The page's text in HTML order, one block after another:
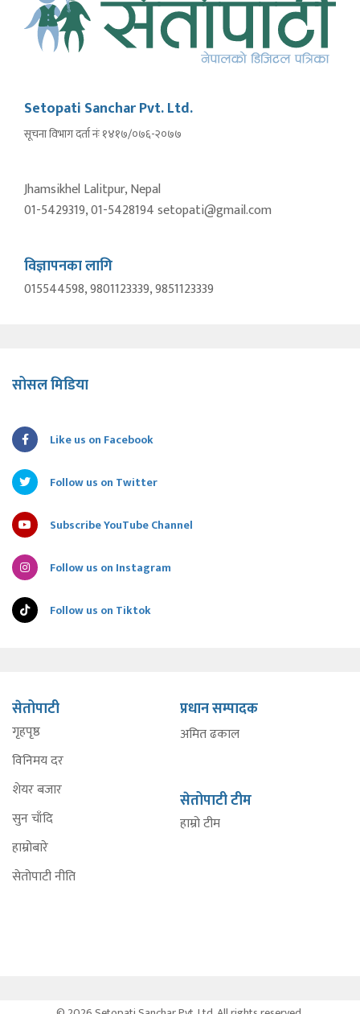
Setopati Sanchar Pvt. Ltd.
सूचना विभाग दर्ता नंः १४१७/०७६-२०७७
Jhamsikhel Lalitpur, Nepal
01-5429319, 01-5428194 setopati@gmail.com
विज्ञापनका लागि
015544598, 9801123339, 9851123339
सोसल मिडिया
Like us on Facebook
Follow us on Twitter
Subscribe YouTube Channel
Follow us on Instagram
Follow us on Tiktok
सेतोपाटी
गृहपृष्ठ
विनिमय दर
शेयर बजार
सुन चाँदि
हाम्रोबारे
सेतोपाटी नीति
प्रधान सम्पादक
अमित ढकाल
सेतोपाटी टीम
हाम्रो टीम